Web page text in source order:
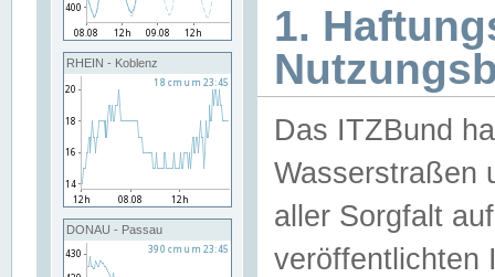
RHEIN - Koblenz
DONAU - Passau
1.
Das ITZBund
Wasserstraßen
aller Sorgfalt
veröffentlichten